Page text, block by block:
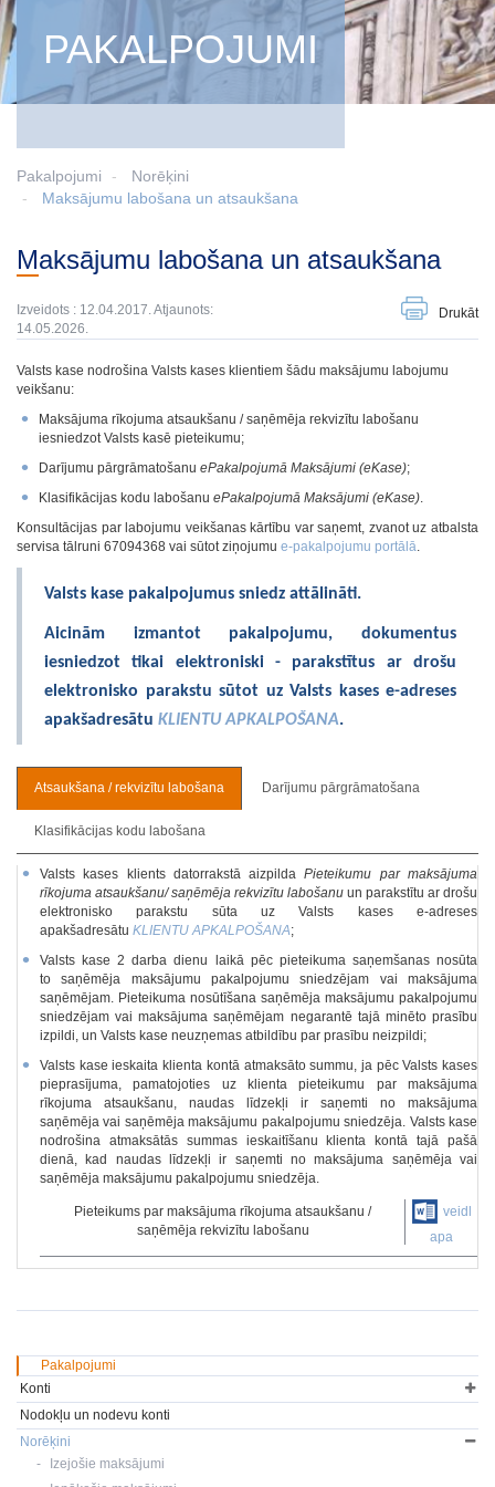
PAKALPOJUMI
Pakalpojumi
Norēķini
Maksājumu labošana un atsaukšana
Maksājumu labošana un atsaukšana
Izveidots : 12.04.2017. Atjaunots:
14.05.2026.
Drukāt
Valsts kase nodrošina Valsts kases klientiem šādu maksājumu labojumu
veikšanu:
Maksājuma rīkojuma atsaukšanu / saņēmēja rekvizītu labošanu
iesniedzot Valsts kasē pieteikumu;
Darījumu pārgrāmatošanu ePakalpojumā Maksājumi (eKase);
Klasifikācijas kodu labošanu ePakalpojumā Maksājumi (eKase).
Konsultācijas par labojumu veikšanas kārtību var saņemt, zvanot uz atbalsta
servisa tālruni 67094368 vai sūtot ziņojumu e-pakalpojumu portālā.
Valsts kase pakalpojumus sniedz attālināti.
Aicinām izmantot pakalpojumu, dokumentus
iesniedzot tikai elektroniski - parakstītus ar drošu
elektronisko parakstu sūtot uz Valsts kases e-adreses
apakšadresātu KLIENTU APKALPOŠANA.
Atsaukšana / rekvizītu labošana Darījumu pārgrāmatošana
Klasifikācijas kodu labošana
Valsts kases klients datorrakstā aizpildaPieteikumu par maksājuma
rīkojuma atsaukšanu/ saņēmēja rekvizītu labošanu un parakstītu ar drošu
elektronisko parakstu sūta uz Valsts kases e-adreses
apakšadresātu KLIENTU APKALPOŠANA;
Valsts kase 2 darba dienu laikā pēc pieteikuma saņemšanas nosūta
to saņēmēja maksājumu pakalpojumu sniedzējam vai maksājuma
saņēmējam. Pieteikuma nosūtīšana saņēmēja maksājumu pakalpojumu
sniedzējam vai maksājuma saņēmējam negarantē tajā minēto prasību
izpildi, un Valsts kase neuzņemas atbildību par prasību neizpildi;
Valsts kase ieskaita klienta kontā atmaksāto summu, ja pēc Valsts kases
pieprasījuma, pamatojoties uz klienta pieteikumu par maksājuma
rīkojuma atsaukšanu, naudas līdzekļi ir saņemti no maksājuma
saņēmēja vai saņēmēja maksājumu pakalpojumu sniedzēja. Valsts kase
nodrošina atmaksātās summas ieskaitīšanu klienta kontā tajā pašā
dienā, kad naudas līdzekļi ir saņemti no maksājuma saņēmēja vai
saņēmēja maksājumu pakalpojumu sniedzēja.
Pieteikums par maksājuma rīkojuma atsaukšanu /
saņēmēja rekvizītu labošanu
veidl
apa
Pakalpojumi
Konti
Nodokļu un nodevu konti
Norēķini
Izejošie maksājumi